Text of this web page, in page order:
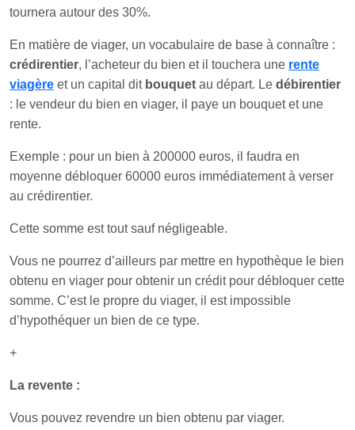
tournera autour des 30%.
En matière de viager, un vocabulaire de base à connaître :
crédirentier, l’acheteur du bien et il touchera une rente
viagère et un capital dit bouquet au départ. Le débirentier
: le vendeur du bien en viager, il paye un bouquet et une
rente.
Exemple : pour un bien à 200000 euros, il faudra en
moyenne débloquer 60000 euros immédiatement à verser
au crédirentier.
Cette somme est tout sauf négligeable.
Vous ne pourrez d’ailleurs par mettre en hypothèque le bien
obtenu en viager pour obtenir un crédit pour débloquer cette
somme. C’est le propre du viager, il est impossible
d’hypothéquer un bien de ce type.
+
La revente :
Vous pouvez revendre un bien obtenu par viager.